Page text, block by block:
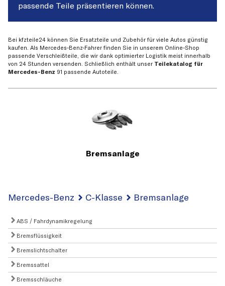
passende Teile präsentieren können.
Bei kfzteile24 können Sie Ersatzteile und Zubehör für viele Autos günstig
kaufen. Als Mercedes-Benz-Fahrer finden Sie in unserem Online-Shop
passende Verschleißteile, die wir dank optimierter Logistik meist innerhalb
von 24 Stunden versenden. Schließlich enthält unser Teilekatalog für
Mercedes-Benz 91 passende Autoteile.
Bremsanlage
Mercedes-Benz C-Klasse Bremsanlage
ABS / Fahrdynamikregelung
Bremsflüssigkeit
Bremslichtschalter
Bremssattel
Bremsschläuche